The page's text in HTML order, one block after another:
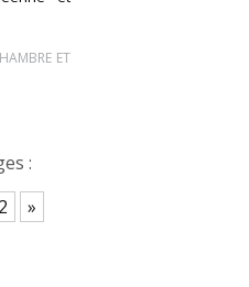
ET
:
2 »